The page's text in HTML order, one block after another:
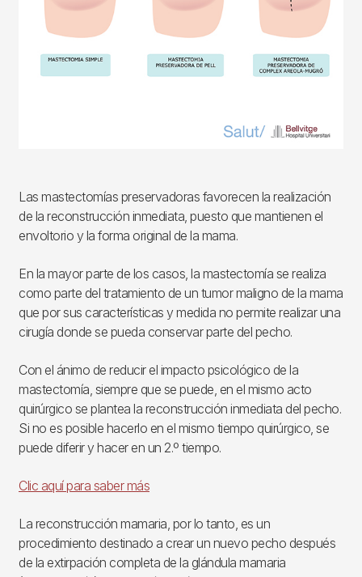
Las mastectomías preservadoras favorecen la realización
de la reconstrucción inmediata, puesto que mantienen el
envoltorio y la forma original de la mama.
En la mayor parte de los casos, la mastectomía se realiza
como parte del tratamiento de un tumor maligno de la mama
que por sus características y medida no permite realizar una
cirugía donde se pueda conservar parte del pecho.
Con el ánimo de reducir el impacto psicológico de la
mastectomía, siempre que se puede, en el mismo acto
quirúrgico se plantea la reconstrucción inmediata del pecho.
Si no es posible hacerlo en el mismo tiempo quirúrgico, se
puede diferir y hacer en un 2.º tiempo.
Clic aquí para saber más
La reconstrucción mamaria, por lo tanto, es un
procedimiento destinado a crear un nuevo pecho después
de la extirpación completa de la glándula mamaria